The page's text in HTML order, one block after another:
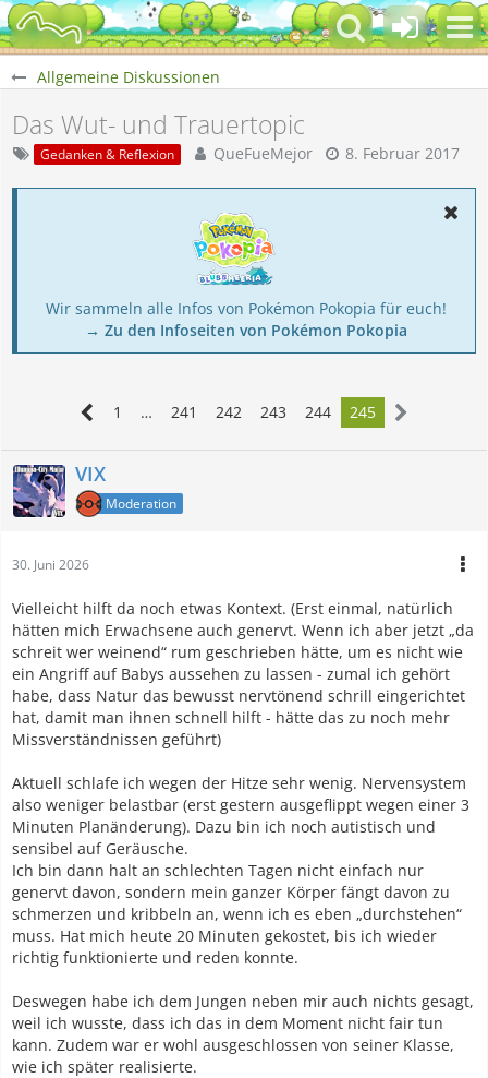
Allgemeine Diskussionen
Das Wut- und Trauertopic
Gedanken & Reflexion QueFueMejor 8. Februar 2017
Wir sammeln alle Infos von Pokémon Pokopia für euch!
→ Zu den Infoseiten von Pokémon Pokopia
1 … 241 242 243 244 245
VIX
Moderation
30. Juni 2026
Vielleicht hilft da noch etwas Kontext. (Erst einmal, natürlich
hätten mich Erwachsene auch genervt. Wenn ich aber jetzt „da
schreit wer weinend“ rum geschrieben hätte, um es nicht wie
ein Angriff auf Babys aussehen zu lassen - zumal ich gehört
habe, dass Natur das bewusst nervtönend schrill eingerichtet
hat, damit man ihnen schnell hilft - hätte das zu noch mehr
Missverständnissen geführt)
Aktuell schlafe ich wegen der Hitze sehr wenig. Nervensystem
also weniger belastbar (erst gestern ausgeflippt wegen einer 3
Minuten Planänderung). Dazu bin ich noch autistisch und
sensibel auf Geräusche.
Ich bin dann halt an schlechten Tagen nicht einfach nur
genervt davon, sondern mein ganzer Körper fängt davon zu
schmerzen und kribbeln an, wenn ich es eben „durchstehen“
muss. Hat mich heute 20 Minuten gekostet, bis ich wieder
richtig funktionierte und reden konnte.
Deswegen habe ich dem Jungen neben mir auch nichts gesagt,
weil ich wusste, dass ich das in dem Moment nicht fair tun
kann. Zudem war er wohl ausgeschlossen von seiner Klasse,
wie ich später realisierte.